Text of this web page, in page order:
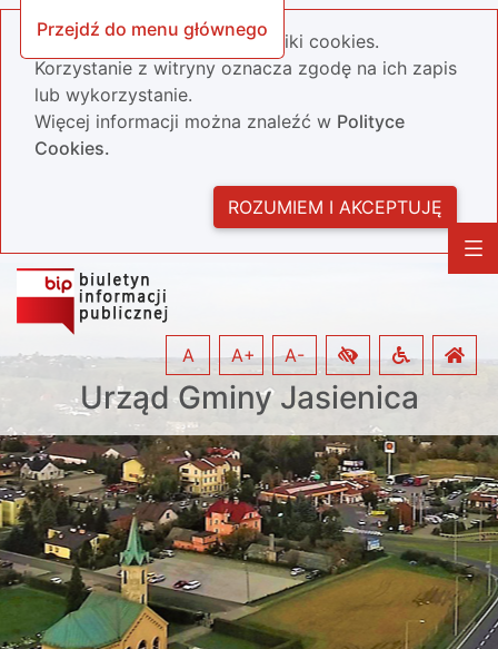
Przejdź do menu głównego
Nasza strona wykorzystuje pliki cookies.
Korzystanie z witryny oznacza zgodę na ich zapis
lub wykorzystanie.
Więcej informacji można znaleźć w Polityce
Cookies.
ROZUMIEM I AKCEPTUJĘ
Urząd Gminy Jasienica
A A+ A-